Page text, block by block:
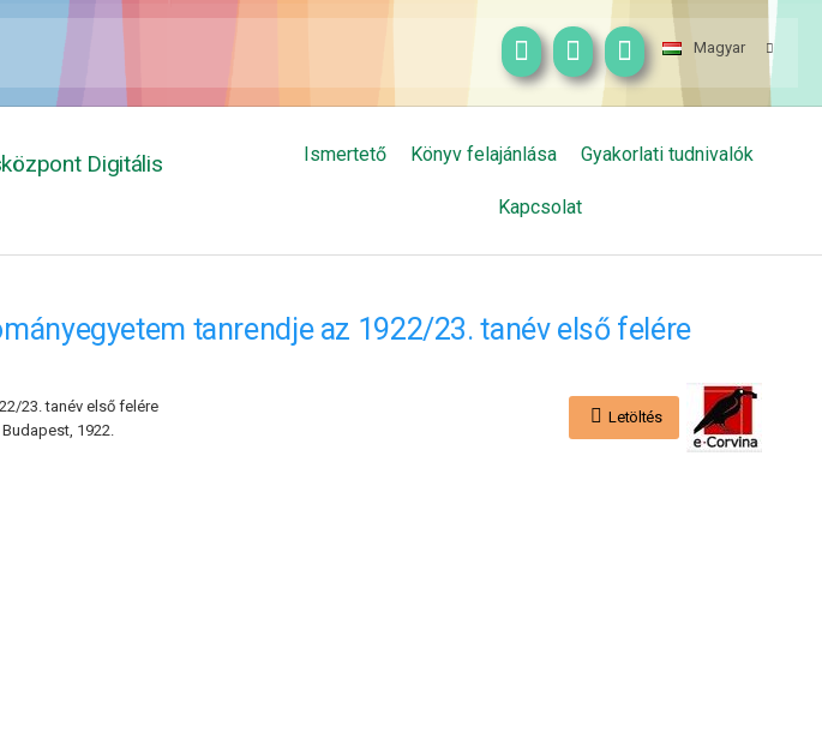
Magyar
Digitális
Ismertető Könyv felajánlása Gyakorlati tudnivalók
Kapcsolat
tanrendje az 1922/23. tanév első felére
Letöltés
23. tanév első felére
1922.